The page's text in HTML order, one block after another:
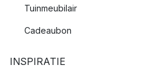
Tuinmeubilair
Cadeaubon
INSPIRATIE